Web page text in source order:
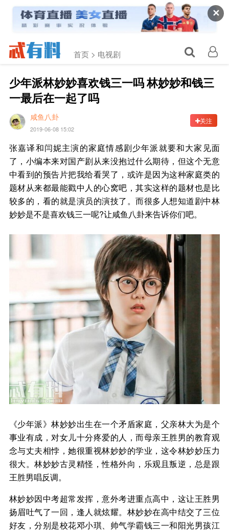
✕
首页 > 电视剧
少年派林妙妙喜欢钱三一吗 林妙妙和钱三
一最后在一起了吗
咸鱼八卦
2019-06-08 15:02
关注
张嘉译和闫妮主演的家庭情感剧少年派就要和大家见面
了，小编本来对国产剧从来没抱过什么期待，但这个无意
中看到的预告片把我给看哭了，或许是因为这种家庭类的
题材从来都最能戳中人的心窝吧，其实这样的题材也是比
较多的，看的就是演员的演技了。而很多人想知道剧中林
妙妙是不是喜欢钱三一呢?让咸鱼八卦来告诉你们吧。
《少年派》林妙妙出生在一个矛盾家庭，父亲林大为是个
事业有成，对女儿十分疼爱的人，而母亲王胜男的教育观
念与丈夫相悖，她很重视林妙妙的学业，这令林妙妙压力
很大。林妙妙古灵精怪，性格外向，乐观且叛逆，总是跟
王胜男唱反调。
林妙妙因中考超常发挥，意外考进重点高中，这让王胜男
扬眉吐气了一回，逢人就炫耀。林妙妙在高中结交了三位
好友，分别是校花邓小琪、帅气学霸钱三一和阳光男孩江